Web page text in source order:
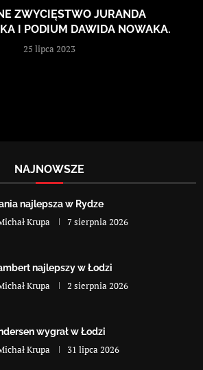
ZWYCIĘSTWO JURANDA
I PODIUM DAWIDA NOWAKA.
25 lipca 2023
NAJNOWSZE
najlepsza w Rydze
Krupa 7 sierpnia 2026
najlepszy w Łodzi
Krupa 2 sierpnia 2026
wygrał w Łodzi
Krupa 31 lipca 2026